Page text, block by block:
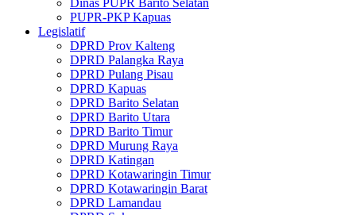
Dinas PUPR Barito Selatan
PUPR-PKP Kapuas
Legislatif
DPRD Prov Kalteng
DPRD Palangka Raya
DPRD Pulang Pisau
DPRD Kapuas
DPRD Barito Selatan
DPRD Barito Utara
DPRD Barito Timur
DPRD Murung Raya
DPRD Katingan
DPRD Kotawaringin Timur
DPRD Kotawaringin Barat
DPRD Lamandau